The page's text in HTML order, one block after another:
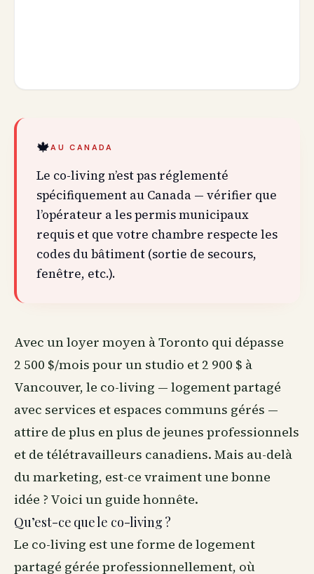
🍁AU CANADA
Le co-living n’est pas réglementé
spécifiquement au Canada — vérifier que
l’opérateur a les permis municipaux
requis et que votre chambre respecte les
codes du bâtiment (sortie de secours,
fenêtre, etc.).
Avec un loyer moyen à Toronto qui dépasse
2 500 $/mois pour un studio et 2 900 $ à
Vancouver, le co-living — logement partagé
avec services et espaces communs gérés —
attire de plus en plus de jeunes professionnels
et de télétravailleurs canadiens. Mais au-delà
du marketing, est-ce vraiment une bonne
idée ? Voici un guide honnête.
Qu’est-ce que le co-living ?
Le co-living est une forme de logement
partagé gérée professionnellement, où